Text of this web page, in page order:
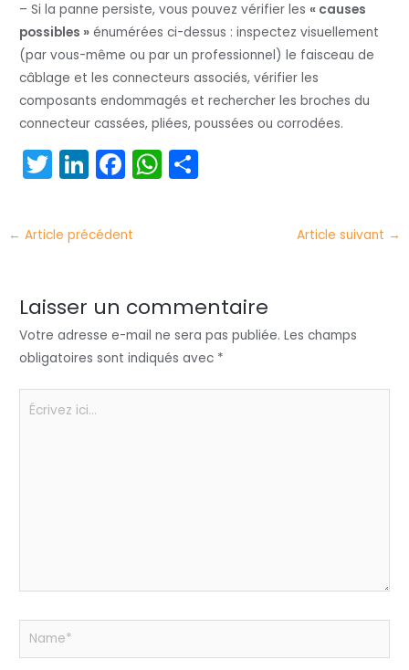
– Si la panne persiste, vous pouvez vérifier les« causes
possibles » énumérées ci-dessus : inspectez visuellement
(par vous-même ou par un professionnel) le faisceau de
câblage et les connecteurs associés, vérifier les
composants endommagés et rechercher les broches du
connecteur cassées, pliées, poussées ou corrodées.
T
w
itt
er
Li
n
k
e
n
F
a
c
e
o
o
k
W
h
p
p
er
← Article précédent Article suivant →
Laisser un commentaire
Votre adresse e-mail ne sera pas publiée. Les champs
obligatoires sont indiqués avec *
Écrivez
Name*